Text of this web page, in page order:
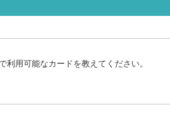
利用可能なカードを教えてください。